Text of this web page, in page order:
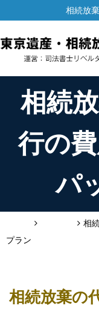
相続放
相続
行の
パ
相
プラン
相続放棄の